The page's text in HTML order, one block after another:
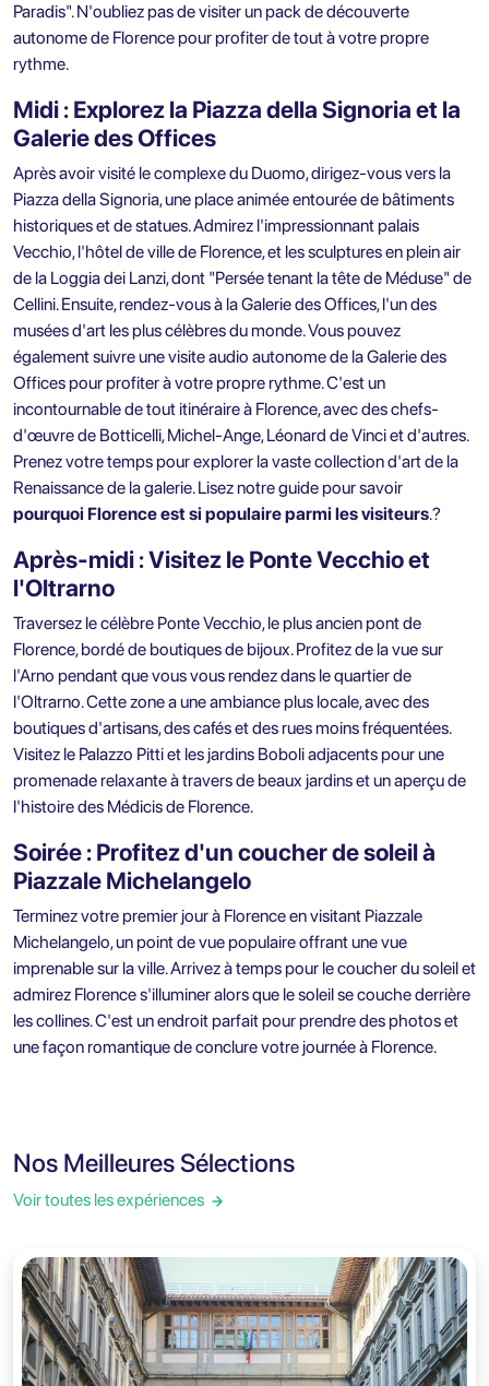
Paradis". N'oubliez pas de visiter unpack de découverte
autonome de Florencepour profiter de tout à votre propre
rythme.
Midi : Explorez la Piazza della Signoria et la
Galerie des Offices
Après avoir visité le complexe du Duomo, dirigez-vous vers la
Piazza della Signoria, une place animée entourée de bâtiments
historiques et de statues. Admirez l'impressionnant palais
Vecchio, l'hôtel de ville de Florence, et les sculptures en plein air
de la Loggia dei Lanzi, dont "Persée tenant la tête de Méduse" de
Cellini. Ensuite, rendez-vous à la Galerie des Offices, l'un des
musées d'art les plus célèbres du monde. Vous pouvez
également suivre unevisite audio autonome de la Galerie des
Officespour profiter à votre propre rythme. C'est un
incontournable de tout itinéraire à Florence, avec des chefs-
d'œuvre de Botticelli, Michel-Ange, Léonard de Vinci et d'autres.
Prenez votre temps pour explorer la vaste collection d'art de la
Renaissance de la galerie. Lisez notre guide pour savoir
pourquoi Florence est si populaire parmi les visiteurs.?
Après-midi : Visitez le Ponte Vecchio et
l'Oltrarno
Traversez le célèbre Ponte Vecchio, le plus ancien pont de
Florence, bordé de boutiques de bijoux. Profitez de la vue sur
l'Arno pendant que vous vous rendez dans le quartier de
l'Oltrarno. Cette zone a une ambiance plus locale, avec des
boutiques d'artisans, des cafés et des rues moins fréquentées.
Visitez le Palazzo Pitti et les jardins Boboli adjacents pour une
promenade relaxante à travers de beaux jardins et un aperçu de
l'histoire des Médicis de Florence.
Soirée : Profitez d'un coucher de soleil à
Piazzale Michelangelo
Terminez votre premier jour à Florence en visitant Piazzale
Michelangelo, un point de vue populaire offrant une vue
imprenable sur la ville. Arrivez à temps pour le coucher du soleil et
admirez Florence s'illuminer alors que le soleil se couche derrière
les collines. C'est un endroit parfait pour prendre des photos et
une façon romantique de conclure votre journée à Florence.
Nos Meilleures Sélections
Voir toutes les expériences